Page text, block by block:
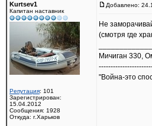
Kurtsev1
Капитан наставник
Репутация: 101
Зарегистрирован:
15.04.2012
Сообщения: 1928
Откуда: г.Харьков
Добавлено:
Не
(смотря где
Мичиган 330,
"Война-это